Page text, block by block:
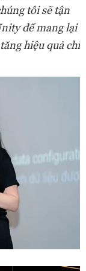
tôi sẽ tận
để mang lại
hiệu quả chi